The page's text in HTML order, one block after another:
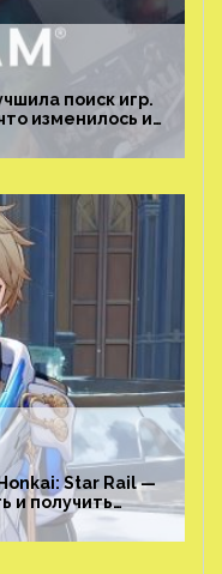
поиск игр.
изменилось и
Star Rail —
и получить